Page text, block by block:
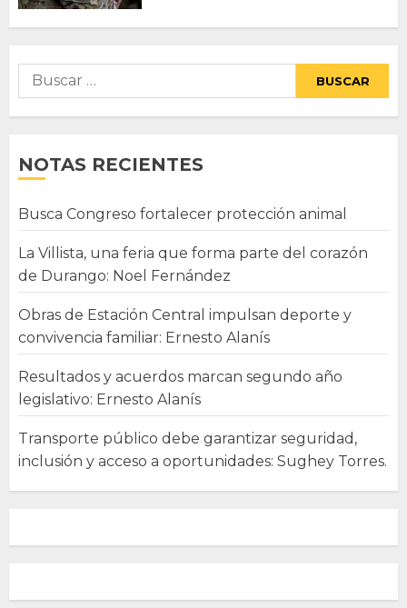
Buscar:
NOTAS RECIENTES
Busca Congreso fortalecer protección animal
La Villista, una feria que forma parte del corazón
de Durango: Noel Fernández
Obras de Estación Central impulsan deporte y
convivencia familiar: Ernesto Alanís
Resultados y acuerdos marcan segundo año
legislativo: Ernesto Alanís
Transporte público debe garantizar seguridad,
inclusión y acceso a oportunidades: Sughey Torres.